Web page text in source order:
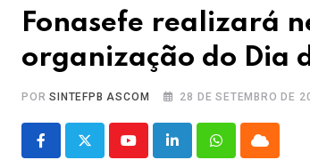
Fonasefe realizará
organização do Dia
PORSINTEFPB ASCOM 28 DE SETEMBRO DE
YoutubeLinkedInWhatsappCloud